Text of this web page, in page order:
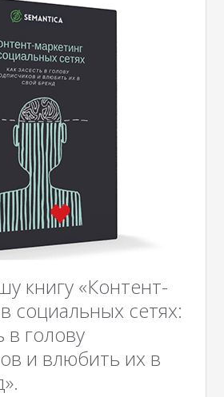
книгу «Контент-
социальных сетях:
в голову
и влюбить их в